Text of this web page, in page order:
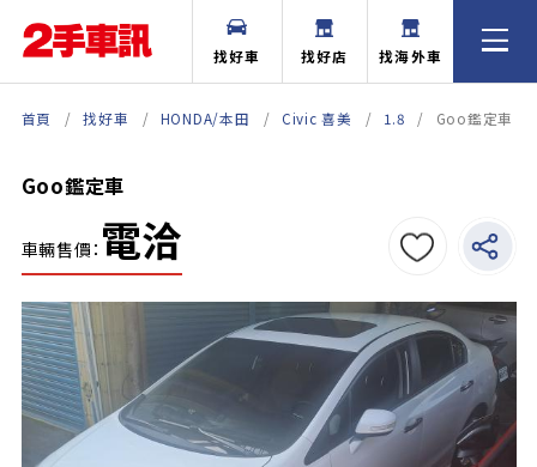
找好車 找好店 找海外車
首頁 找好車 HONDA/本田 Civic 喜美 1.8 Goo鑑定車
Goo鑑定車
車輛售價： 電洽